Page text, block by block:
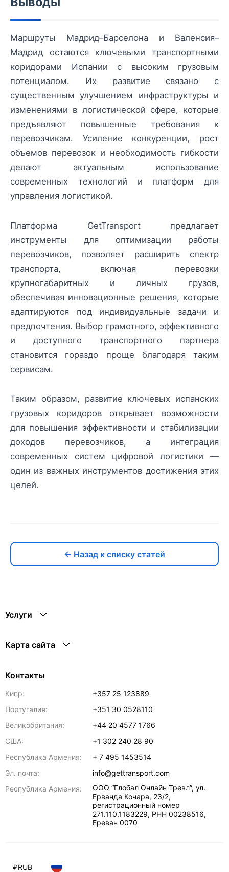
Маршруты Мадрид–Барселона и Валенсия–
Мадрид остаются ключевыми транспортными
коридорами Испании с высоким грузовым
потенциалом. Их развитие связано с
существенным улучшением инфраструктуры и
изменениями в логистической сфере, которые
предъявляют повышенные требования к
перевозчикам. Усиление конкуренции, рост
объемов перевозок и необходимость гибкости
делают актуальным использование
современных технологий и платформ для
управления логистикой.
Платформа GetTransport предлагает
инструменты для оптимизации работы
перевозчиков, позволяет расширить спектр
транспорта, включая перевозки
крупногабаритных и личных грузов,
обеспечивая инновационные решения, которые
адаптируются под индивидуальные задачи и
предпочтения. Выбор грамотного, эффективного
и доступного транспортного партнера
становится гораздо проще благодаря таким
сервисам.
Таким образом, развитие ключевых испанских
грузовых коридоров открывает возможности
для повышения эффективности и стабилизации
доходов перевозчиков, а интеграция
современных систем цифровой логистики —
один из важных инструментов достижения этих
целей.
← Назад к списку статей
Услуги
Карта сайта
Контакты
Кипр:
+357 25 123889
Португалия:
+351 30 0528110
Великобритания:
+44 20 4577 1766
США:
+1 302 240 28 90
Республика Армения:
+ 7 495 1453514
Эл. почта:
info@gettransport.com
Республика Армения:
ООО “Глобал Онлайн Тревл”, ул.
Ерванда Кочара, 23/2,
регистрационный номер
271.110.1183229, РНН 00238516,
Ереван 0070
₽RUB